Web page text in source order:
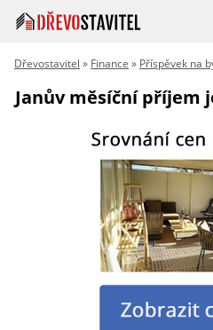
Dřevostavitel » Finance » Příspěvek na
Janův měsíční příjem